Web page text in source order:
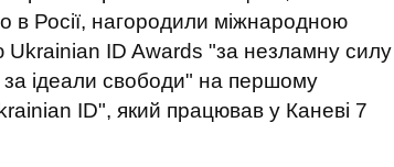
в Росії, нагородили міжнародною
Ukrainian ID Awards "за незламну силу
за ідеали свободи" на першому
ID", який працював у Каневі 7